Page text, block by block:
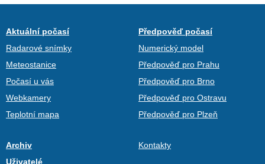
Aktuální počasí
Radarové snímky
Meteostanice
Počasí u vás
Webkamery
Teplotní mapa
Předpověď počasí
Numerický model
Předpověď pro Prahu
Předpověď pro Brno
Předpověď pro Ostravu
Předpověď pro Plzeň
Archiv
Uživatelé
Kontakty